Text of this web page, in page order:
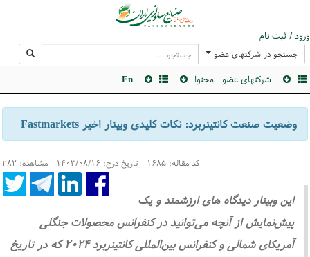
ورود / ثبت نام
جستجو در شرکتهای عضو
شرکتهای عضو محتوا En
وضعیت صنعت کانتینربرد: نکات کلیدی وبینار اخیر Fastmarkets
کد مقاله: ۱۶۸۵ - تاریخ درج: ۱۴۰۳/۰۸/۱۶ - مشاهده: ۲۸۲
این وبینار دیدگاه های ارزشمند و یک
پیش‌نمایش از آنچه می‌توانید در کنفرانس محصولات جنگلی
آمریکای شمالی و کنفرانس بین‌المللی کانتینربرد ۲۰۲۴ که در تاریخ